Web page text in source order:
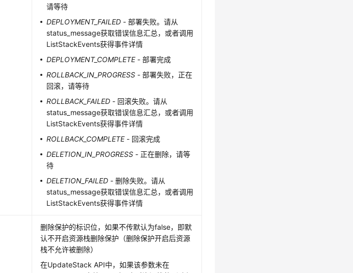
请等待
DEPLOYMENT_FAILED - 部署失败。请从
status_message获取错误信息汇总，或者调用
ListStackEvents获得事件详情
DEPLOYMENT_COMPLETE- 部署完成
ROLLBACK_IN_PROGRESS - 部署失败，正在
回滚，请等待
ROLLBACK_FAILED - 回滚失败。请从
status_message获取错误信息汇总，或者调用
ListStackEvents获得事件详情
ROLLBACK_COMPLETE- 回滚完成
DELETION_IN_PROGRESS - 正在删除，请等
待
DELETION_FAILED - 删除失败。请从
status_message获取错误信息汇总，或者调用
ListStackEvents获得事件详情
删除保护的标识位，如果不传默认为false，即默
认不开启资源栈删除保护（删除保护开启后资源
栈不允许被删除）
在UpdateStack API中，如果该参数未在